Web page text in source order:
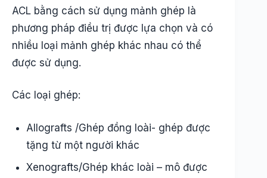
ACL bằng cách sử dụng mảnh ghép là
phương pháp điều trị được lựa chọn và có
nhiều loại mảnh ghép khác nhau có thể
được sử dụng.
Các loại ghép:
Allografts /Ghép đồng loài- ghép được
tặng từ một người khác
Xenografts/Ghép khác loài – mô được